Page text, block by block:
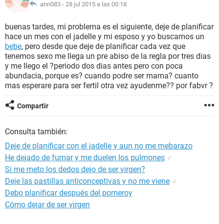
SEXUALIDAD
GLOSARIO
ann083 - 28 jul 2015 a las 00:18
buenas tardes, mi problema es el siguiente, deje de planificar
hace un mes con el jadelle y mi esposo y yo buscamos un
bebe, pero desde que deje de planificar cada vez que
tenemos sexo me llega un pre abiso de la regla por tres dias
y me llego el ?periodo dos dias antes pero con poca
abundacia, porque es? cuando podre ser mama? cuanto
mas esperare para ser fertil otra vez ayudenme?? por fabvr ?
Compartir
Consulta también:
Deje de planificar con el jadelle y aun no me mebarazo
He dejado de fumar y me duelen los pulmones ✓
Si me meto los dedos dejo de ser virgen?
Deje las pastillas anticonceptivas y no me viene ✓
Debo planificar después del pomeroy
Cómo dejar de ser virgen